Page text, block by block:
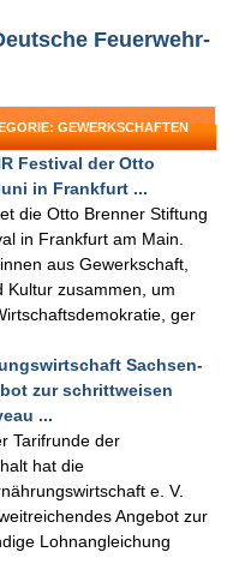
Feuerwehr-
GEWERKSCHAFTEN
Festival der Otto
in Frankfurt ...
die Otto Brenner Stiftung
in Frankfurt am Main.
aus Gewerkschaft,
Kultur zusammen, um
ger
Sachsen-
zur schrittweisen
...
Tarifrunde der
hat die
e. V.
Angebot zur
Lohnangleichung